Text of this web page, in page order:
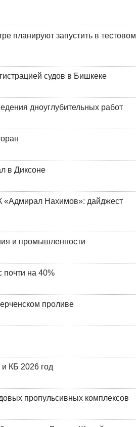
планируют запустить в тестовом
судов в Бишкеке
дноуглубительных работ
в Диксоне
Нахимов»: дайджест
и промышленности
на 40%
проливе
КБ 2026 год
пропульсивных комплексов